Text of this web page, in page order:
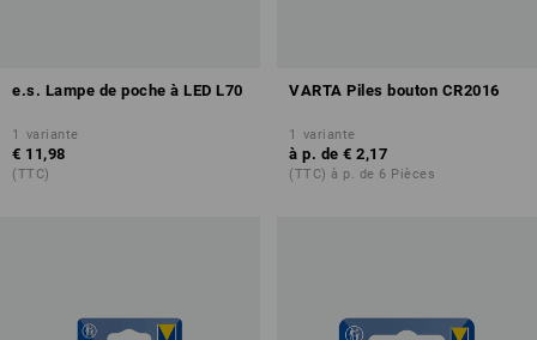
e.s. Lampe de poche à LED L70
1 variante
€ 11,98
(TTC)
VARTA Piles bouton CR2016
1 variante
à p. de € 2,17
(TTC) à p. de 6 Pièces